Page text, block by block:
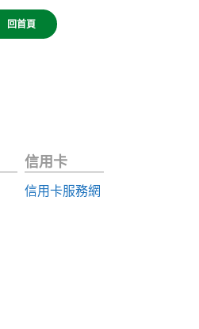
回首頁
信用卡
信用卡服務網